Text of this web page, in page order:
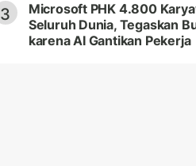
3
Microsoft PHK 4.800
Seluruh Dunia, Tegaskan
karena AI Gantikan Pekerja